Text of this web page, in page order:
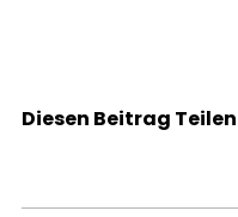
Diesen Beitrag Teilen